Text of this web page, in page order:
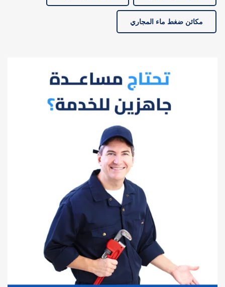
مكائن ضغط ماء المجاري